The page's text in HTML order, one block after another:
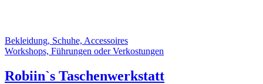
Bekleidung, Schuhe, Accessoires
Workshops, Führungen oder Verkostungen
Robiin`s Taschenwerkstatt